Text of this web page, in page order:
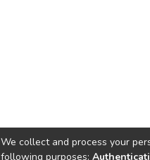
We collect and process your
following purposes: